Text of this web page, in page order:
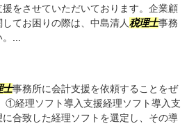
をさせていただいております。企業顧
てお困りの際は、中島清人税理士事務
...
士事務所に会計支援を依頼することをぜ
①経理ソフト導入支援経理ソフト導入支
合致した経理ソフトを選定し、その導